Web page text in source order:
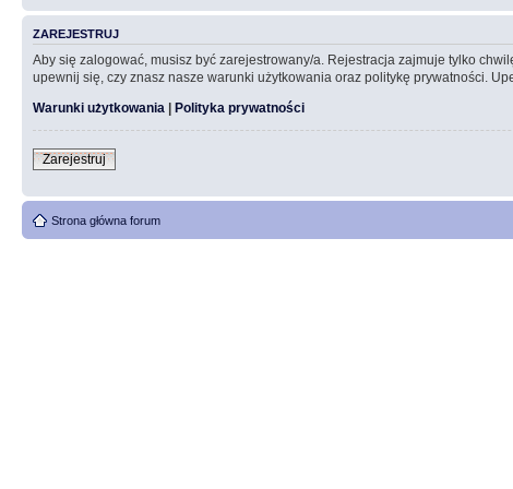
ZAREJESTRUJ
Aby się zalogować, musisz być zarejestrowany/a. Rejestracja zajmuje tylko
upewnij się, czy znasz nasze warunki użytkowania oraz politykę prywatności.
Warunki użytkowania | Polityka prywatności
Zarejestruj
Strona główna forum